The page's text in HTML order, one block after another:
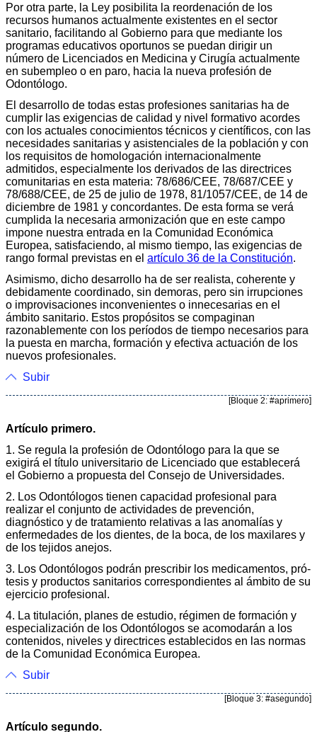
Por otra parte, la Ley posibilita la reordenación de los
recursos humanos actualmente existentes en el sector
sanitario, facilitando al Gobierno para que mediante los
programas educativos oportu­nos se puedan dirigir un
número de Licenciados en Medicina y Cirugía actualmente
en subempleo o en paro, hacia la nueva profesión de
Odontólogo.
El desarrollo de todas estas profesiones sanitarias ha de
cumplir las exigencias de calidad y nivel formativo acordes
con los actuales conocimientos técnicos y científicos, con las
necesidades sanitarias y asistenciales de la población y con
los requisitos de homologación internacionalmente
admitidos, especialmente los derivados de las directrices
comunitarias en esta materia: 78/686/CEE, 78/687/CEE y
78/688/CEE, de 25 de julio de 1978, 81/1057/CEE, de 14 de
diciembre de 1981 y concordantes. De esta forma se verá
cumplida la necesaria armonización que en este campo
impone nuestra entrada en la Comunidad Económica
Europea, satisfaciendo, al mismo tiempo, las exigencias de
rango formal previstas en el artículo 36 de la Constitución.
Asimismo, dicho desarrollo ha de ser realista, coherente y
debidamente coordinado, sin demoras, pero sin irrupciones
o improvisaciones inconvenientes o innecesarias en el
ámbito sanita­rio. Estos propósitos se compaginan
razonablemente con los períodos de tiempo necesarios para
la puesta en marcha, formación y efectiva actuación de los
nuevos profesionales.
Subir
[Bloque 2: #aprimero]
Artículo primero.
1. Se regula la profesión de Odontólogo para la que se
exigirá el título universitario de Licenciado que establecerá
el Gobierno a propuesta del Consejo de Universidades.
2. Los Odontólogos tienen capacidad profesional para
realizar el conjunto de actividades de prevención,
diagnóstico y de trata­miento relativas a las anomalías y
enfermedades de los dientes, de la boca, de los maxilares y
de los tejidos anejos.
3. Los Odontólogos podrán prescribir los medicamentos, pró­
tesis y productos sanitarios correspondientes al ámbito de su
ejercicio profesional.
4. La titulación, planes de estudio, régimen de formación y
especialización de los Odontólogos se acomodarán a los
conteni­dos, niveles y directrices establecidos en las normas
de la Comuni­dad Económica Europea.
Subir
[Bloque 3: #asegundo]
Artículo segundo.